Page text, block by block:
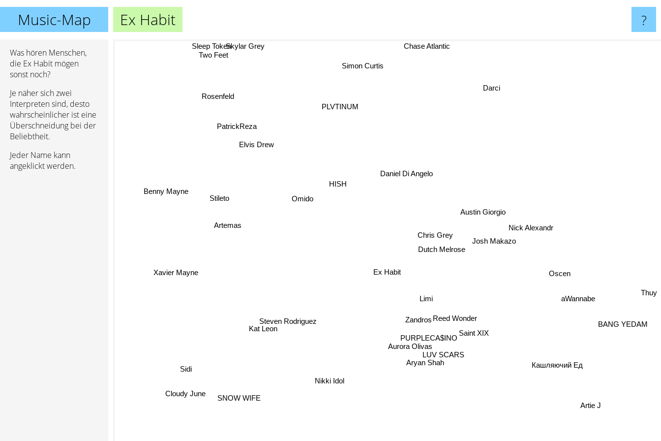
Music-Map Ex Habit ?
Was hören Menschen,
die Ex Habit mögen
sonst noch?
Je näher sich zwei
Interpreten sind, desto
wahrscheinlicher ist eine
Überschneidung bei der
Beliebtheit.
Jeder Name kann
angeklickt werden.
Ex Habit
Limi
Zandros
Omido
Chris Grey
PURPLECA$INO
Aryan Shah
Saint XIX
Austin Giorgio
Dutch Melrose
LUV SCARS
Daniel Di Angelo
Reed Wonder
Aurora Olivas
Oscen
Josh Makazo
Steven Rodriguez
Artemas
Kat Leon
Кашляючий Ед
Nick Alexandr
PLVTINUM
HISH
Stileto
Nikki Idol
Elvis Drew
aWannabe
Darci
SNOW WIFE
PatrickReza
Artie J
BANG YEDAM
Xavier Mayne
Rosenfeld
Simon Curtis
Chase Atlantic
Benny Mayne
Cloudy June
Thuy
Two Feet
Skylar Grey
Sleep Token